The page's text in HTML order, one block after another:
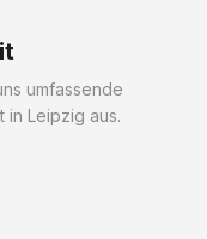
umfassende
in Leipzig aus.